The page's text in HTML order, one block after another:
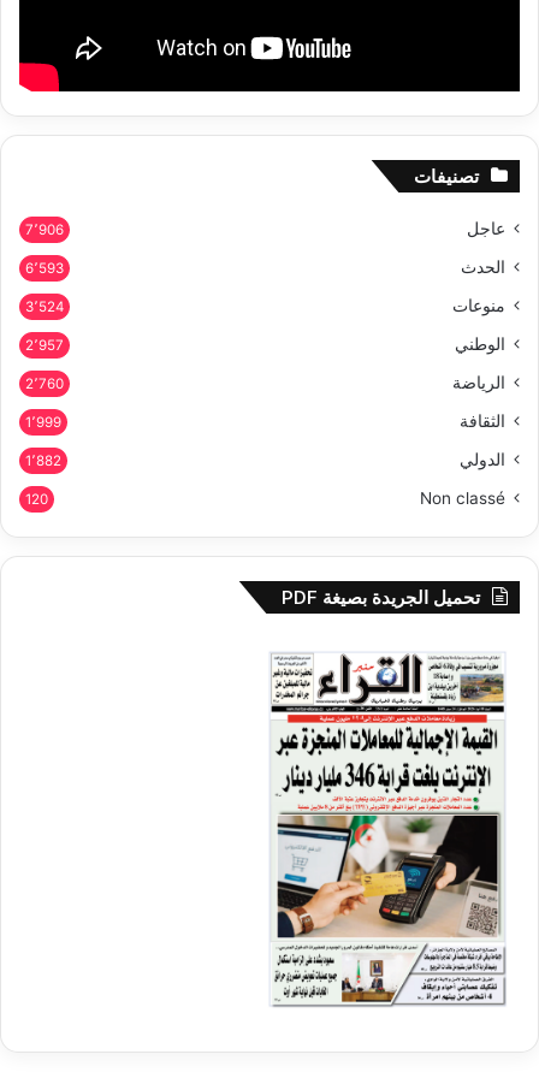
تصنيفات
عاجل 7٬906
الحدث 6٬593
منوعات 3٬524
الوطني 2٬957
الرياضة 2٬760
الثقافة 1٬999
الدولي 1٬882
Non classé
120
تحميل الجريدة بصيغة PDF